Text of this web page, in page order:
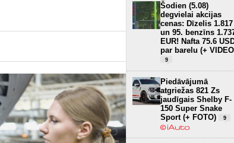
Šodien (5.08)
degvielai akcijas
cenas: Dīzelis 1.817
un 95. benzīns
EUR! Nafta 75.6
par barelu (+
9
Piedāvājumā
atgriežas 821 Zs
jaudīgais Shelby F-
150 Super Snake
Sport (+ FOTO)
9